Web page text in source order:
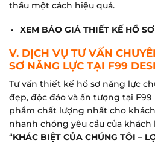
thầu một cách hiệu quả.
XEM BÁO GIÁ THIẾT KẾ HỒ
V. DỊCH VỤ TƯ VẤN
SƠ NĂNG LỰC TẠI F99
Tư vấn thiết kế hồ sơ năng lực
đẹp, độc đáo và ấn tượng tại
phẩm chất lượng nhất cho
nhanh chóng yêu cầu của
“KHÁC BIỆT CỦA CHÚNG TÔI –